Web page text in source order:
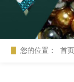
您的位置： 首页